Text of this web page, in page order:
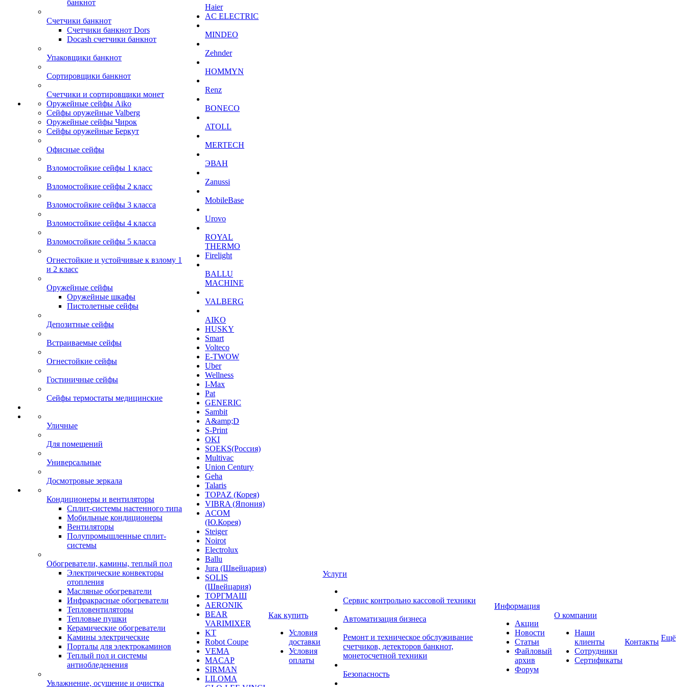
банкнот
Счетчики банкнот
Счетчики банкнот Dors
Docash счетчики банкнот
Упаковщики банкнот
Сортировщики банкнот
Счетчики и сортировщики монет
Оружейные сейфы Aiko
Сейфы оружейные Valberg
Оружейные сейфы Чирок
Сейфы оружейные Беркут
Офисные сейфы
Взломостойкие сейфы 1 класс
Взломостойкие сейфы 2 класс
Взломостойкие сейфы 3 класса
Взломостойкие сейфы 4 класса
Взломостойкие сейфы 5 класса
Огнестойкие и устойчивые к взлому 1
и 2 класс
Оружейные сейфы
Оружейные шкафы
Пистолетные сейфы
Депозитные сейфы
Встраиваемые сейфы
Огнестойкие сейфы
Гостиничные сейфы
Сейфы термостаты медицинские
Уличные
Для помещений
Универсальные
Досмотровые зеркала
Кондиционеры и вентиляторы
Сплит-системы настенного типа
Мобильные кондиционеры
Вентиляторы
Полупромышленные сплит-
системы
Обогреватели, камины, теплый пол
Электрические конвекторы
отопления
Масляные обогреватели
Инфракрасные обогреватели
Тепловентиляторы
Тепловые пушки
Керамические обогреватели
Камины электрические
Порталы для электрокаминов
Теплый пол и системы
антиобледенения
Увлажнение, осушение и очистка
Haier
AC ELECTRIC
MINDEO
Zehnder
HOMMYN
Renz
BONECO
ATOLL
MERTECH
ЭВАН
Zanussi
MobileBase
Urovo
ROYAL
THERMO
Firelight
BALLU
MACHINE
VALBERG
AIKO
HUSKY
Smart
Volteco
E-TWOW
Uber
Wellness
I-Max
Pat
GENERIC
Sambit
A&amp;D
S-Print
OKI
SOEKS(Россия)
Multivac
Union Century
Geha
Talaris
TOPAZ (Корея)
VIBRA (Япония)
ACOM
(Ю.Корея)
Steiger
Noirot
Electrolux
Ballu
Jura (Швейцария)
SOLIS
(Швейцария)
ТОРГМАШ
AERONIK
BEAR
VARIMIXER
KT
Robot Coupe
VEMA
MACAP
SIRMAN
LILOMA
Как купить
Условия
доставки
Условия
оплаты
Услуги
Сервис контрольно кассовой техники
Автоматизация бизнеса
Ремонт и техническое обслуживание
счетчиков, детекторов банкнот,
монетосчетной техники
Безопасность
Информация
Акции
Новости
Статьи
Файловый
архив
Форум
О компании
Наши
клиенты
Сотрудники
Сертификаты
Контакты Ещё